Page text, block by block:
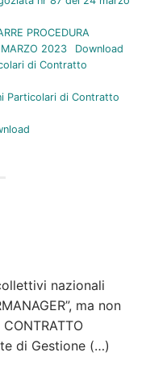
PROCEDURA
MARZO 2023
Download
di Contratto
Particolari di Contratto
nazionali
ma non
di Gestione (…)